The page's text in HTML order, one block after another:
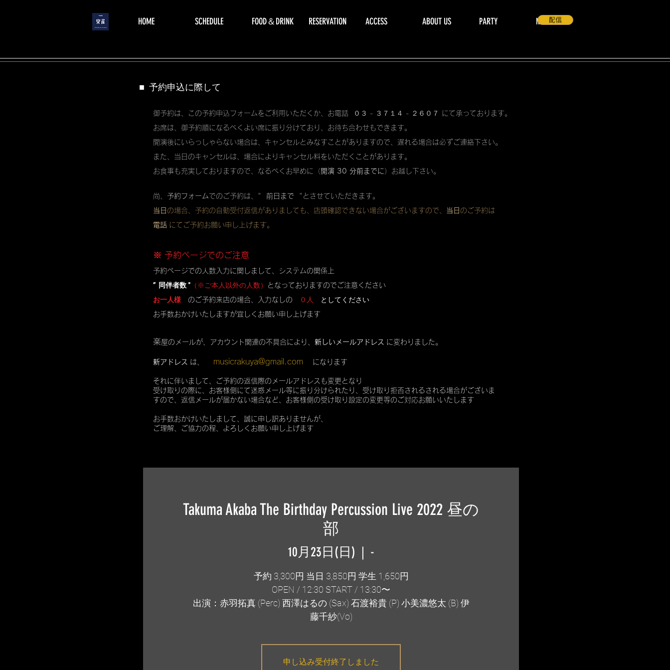
menu HOME SCHEDULE FOOD＆DRINK RESERVATION ACCESS ABOUT US PARTY NEWS配信
■ 予約申込に際して
御予約は、この予約申込フォームをご利用いただくか、お電話 ０３ - ３７１４ - ２６０７ にて承っております。
お席は、御予約順になるべくよい席に振り分けており、お待ち合わせもできます。
開演後にいらっしゃらない場合は、キャンセルとみなすことがありますので、遅れる場合は必ずご連絡下さい。
また、当日のキャンセルは、場合によりキャンセル料をいただくことがあります。
お食事も充実しておりますので、なるべくお早めに（ 開演 30 分前までに）お越し下さい。
尚、 予約フォームでのご予約は、" 前日まで "とさせていただきます。
当日 の場合、予約の自動受付返信がありましても、店頭確認できない場合がございますので、 当日 のご予約は
電話 にてご予約お願い申し上げます。
※ 予約ページでのご注意
予約ページでの人数入力に関しまして、システムの関係上
” 同伴者数 " （※ご本人以外の人数） となっておりますのでご注意ください
お一人様 のご予約来店の場合、入力なしの ０人 としてください
お手数おかけいたしますが宜しくお願い申し上げます
楽屋のメールが、アカウント関連の不具合により、 新しいメールアドレス に変わりました。
新アドレス は、 musicrakuya@gmail.com になります
それに伴いまして、ご予約の返信際のメールアドレスも変更となり
受け取りの際に、お客様側にて迷惑メール等に振り分けられたり、受け取り拒否されるされる場合がございま
すので、返信メールが届かない場合など、お客様側の受け取り設定の変更等のご対応お願いいたします
お手数おかけいたしまして、誠に申し訳ありませんが、
ご理解、ご協力の程、よろしくお願い申し上げます
Takuma Akaba The Birthday Percussion Live 2022 昼の
部
10月23日(日)
  |
-
予約 3,300円 当日 3,850円 学生 1,650円
OPEN / 12:30 START / 13:30〜
出演：赤羽拓真 (Perc) 西澤はるの (Sax) 石渡裕貴 (P) 小美濃悠太 (B) 伊
藤千紗(Vo)
申し込み受付終了しました